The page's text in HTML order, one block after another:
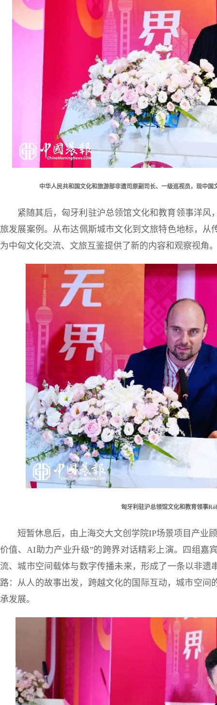
中华人民共和国文化和旅游部非遗司原副司长、一级巡视员，现中
紧随其后，匈牙利驻沪总领馆文化和教育领事洋
旅发展案例。从布达佩斯城市文化到文旅特色地标，
为中匈文化交流、文旅互鉴提供了新的内容和观察视角
匈牙利驻沪总领馆文化和教育领事
短暂休息后，由上海交大文创学院IP场景项目产业
价值、AI助力产业升级”的跨界对话精彩上演。四组嘉
流、城市空间载体与数字传播未来，形成了一条以非
路：从人的故事出发，跨越文化的国际互动，城市空
承发展。